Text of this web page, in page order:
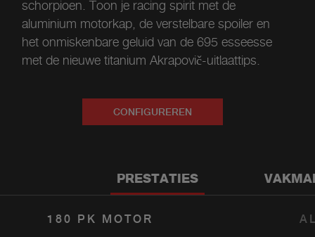
schorpioen. Toon je racing spirit met de
aluminium motorkap, de verstelbare spoiler en
het onmiskenbare geluid van de 695 esseesse
met de nieuwe titanium Akrapovič-uitlaattips.
CONFIGUREREN
PRESTATIES
180 PK MOTOR